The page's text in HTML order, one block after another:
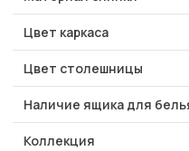
Цвет каркаса
Цвет столешницы
Наличие ящика для
Коллекция